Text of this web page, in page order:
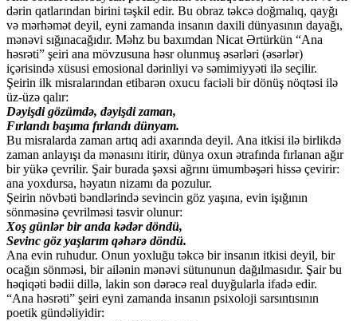
dərin qatlarından birini təşkil edir. Bu obraz təkcə doğmalıq, qayğı
və mərhəmət deyil, eyni zamanda insanın daxili dünyasının dayağı,
mənəvi sığınacağıdır. Məhz bu baxımdan Nicat Ərtürkün “Ana
həsrəti” şeiri ana mövzusuna həsr olunmuş əsərləri (əsərlər)
içərisində xüsusi emosional dərinliyi və səmimiyyəti ilə seçilir.
Şeirin ilk misralarından etibarən oxucu faciəli bir dönüş nöqtəsi ilə
üz-üzə qalır:
Dəyişdi gözümdə, dəyişdi zaman,
Fırlandı başıma fırlandı dünyam.
Bu misralarda zaman artıq adi axarında deyil. Ana itkisi ilə birlikdə
zaman anlayışı da mənasını itirir, dünya oxun ətrafında fırlanan ağır
bir yükə çevrilir. Şair burada şəxsi ağrını ümumbəşəri hissə çevirir:
ana yoxdursa, həyatın nizamı da pozulur.
Şeirin növbəti bəndlərində sevincin göz yaşına, evin işığının
sönməsinə çevrilməsi təsvir olunur:
Xoş günlər bir anda kədər döndü,
Sevinc göz yaşlarım qəhərə döndü.
Ana evin ruhudur. Onun yoxluğu təkcə bir insanın itkisi deyil, bir
ocağın sönməsi, bir ailənin mənəvi sütununun dağılmasıdır. Şair bu
həqiqəti bədii dillə, lakin son dərəcə real duyğularla ifadə edir.
“Ana həsrəti” şeiri eyni zamanda insanın psixoloji sarsıntısının
poetik gündəliyidir: